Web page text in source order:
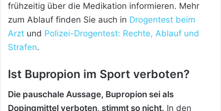
frühzeitig über die Medikation informieren. Mehr
zum Ablauf finden Sie auch in Drogentest beim
Arzt und Polizei-Drogentest: Rechte, Ablauf und
Strafen.
Ist Bupropion im Sport verboten?
Die pauschale Aussage, Bupropion sei als
Dopingmittel verboten, stimmt so nicht. In den